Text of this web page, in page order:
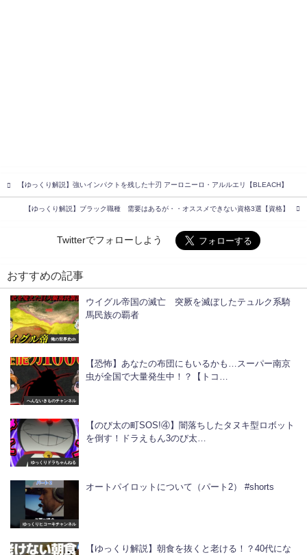
【ゆっくり解説】強いインパクトを残した十刃 アーロニーロ・アルルエリ【BLEACH】
【ゆっくり解説】ブラック職種 需要はあるが・・オススメできない資格3選【資格】
Twitterでフォローしよう
おすすめの記事
俺の世界史ch
ウイグル帝国の滅亡 突厥を滅ぼしたテュルク系騎
馬民族の覇者
へんないきものチャンネル
【恐怖】あなたの布団にもいるかも…スーパー南京
虫が全国で大量発生中！？【トコ…
ゆっくりドラちゃんねる
【のび太の町SOS!④】闇落ちしたタヌキ型ロボット
を倒す！ドラえもん3のび太…
ゆっくりヒコーキチャンネル
オートパイロットについて（パート2） #shorts
【ゆっくり解説】朝食を抜くと老ける！？40代にな